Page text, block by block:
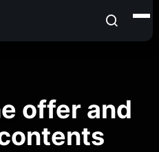
offer and